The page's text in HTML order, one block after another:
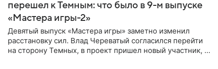
перешел к Темным: что было в 9-м выпуске
«Мастера игры-2»
Девятый выпуск «Мастера игры» заметно изменил
расстановку сил. Влад Череватый согласился перейти
на сторону Темных, в проект пришел новый участник, а